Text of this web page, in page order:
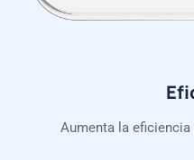
Aumenta la